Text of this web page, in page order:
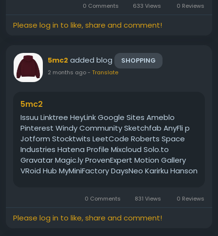
Aquarium Gift Shop Espoesia Community...
0 Comments 633 Views 0 Reviews
Please log in to like, share and comment!
5mc2 added blog SHOPPING
2 months ago- Translate
5mc2
Issuu Linktree HeyLink Google Sites Ameblo
Pinterest Windy Community Sketchfab AnyFli p
Jotform Stocktwits LeetCode Roberts Space
Industries Hatena Profile Mixcloud Solo.to
Gravatar Magic.ly ProvenExpert Motion Gallery
VRoid Hub MyMiniFactory DaysNeo Karirku Hanson
Aquarium Gift Shop Espoesia Community...
0 Comments 831 Views 0 Reviews
Please log in to like, share and comment!